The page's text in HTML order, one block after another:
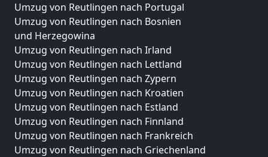
Umzug von Reutlingen nach Portugal
Umzug von Reutlingen nach Bosnien
und Herzegowina
Umzug von Reutlingen nach Irland
Umzug von Reutlingen nach Lettland
Umzug von Reutlingen nach Zypern
Umzug von Reutlingen nach Kroatien
Umzug von Reutlingen nach Estland
Umzug von Reutlingen nach Finnland
Umzug von Reutlingen nach Frankreich
Umzug von Reutlingen nach Griechenland